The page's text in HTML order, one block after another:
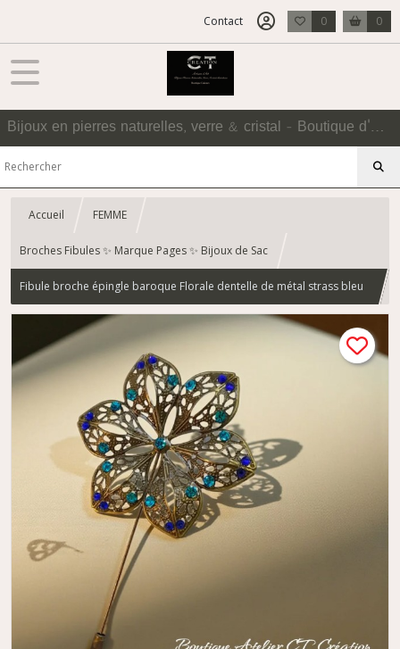
Contact 0 0
Bijoux en pierres naturelles, verre & cristal - Boutique d'Accessoires
Accueil FEMME
Broches Fibules ✨ Marque Pages ✨ Bijoux de Sac
Fibule broche épingle baroque Florale dentelle de métal strass bleu